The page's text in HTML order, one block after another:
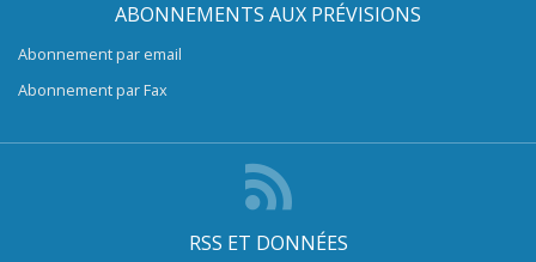
ABONNEMENTS AUX PRÉVISIONS
Abonnement par email
Abonnement par Fax
RSS ET DONNÉES